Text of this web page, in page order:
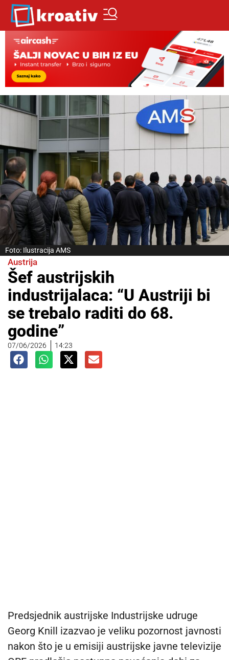
Foto: Ilustracija AMS
Austrija
Šef austrijskih
industrijalaca: “U Austriji bi
se trebalo raditi do 68.
godine”
07/06/2026 14:23
Predsjednik austrijske Industrijske udruge
Georg Knill izazvao je veliku pozornost javnosti
nakon što je u emisiji austrijske javne televizije